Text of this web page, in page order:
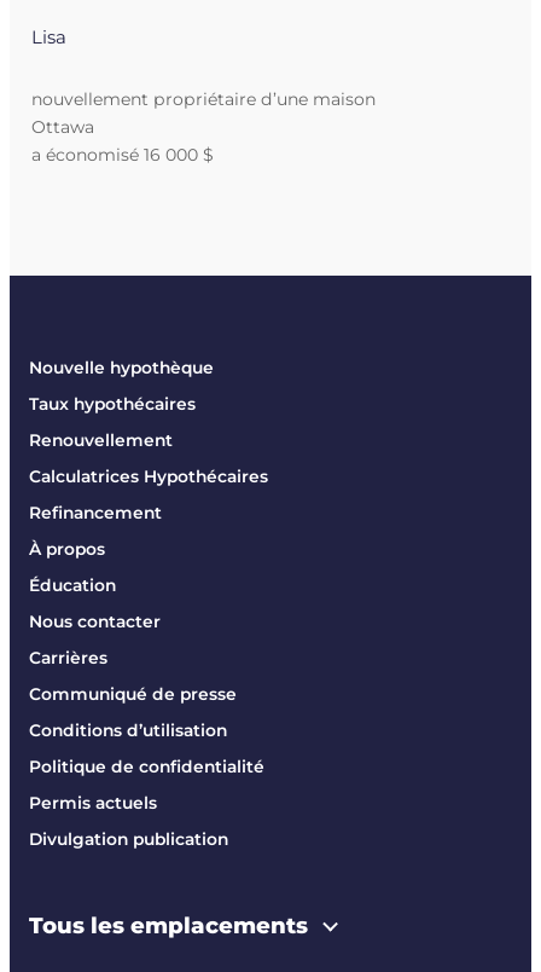
Lisa
nouvellement propriétaire d’une maison
Ottawa
a économisé 16 000 $
Nouvelle hypothèque
Taux hypothécaires
Renouvellement
Calculatrices Hypothécaires
Refinancement
À propos
Éducation
Nous contacter
Carrières
Communiqué de presse
Conditions d’utilisation
Politique de confidentialité
Permis actuels
Divulgation publication
Tous les emplacements